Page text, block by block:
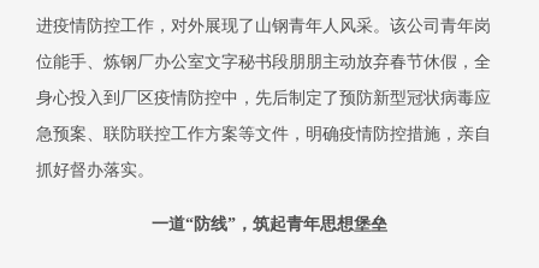
进疫情防控工作，对外展现了山钢青年人风采。该公司青年岗
位能手、炼钢厂办公室文字秘书段朋朋主动放弃春节休假，全
身心投入到厂区疫情防控中，先后制定了预防新型冠状病毒应
急预案、联防联控工作方案等文件，明确疫情防控措施，亲自
抓好督办落实。
一道“防线”，筑起青年思想堡垒